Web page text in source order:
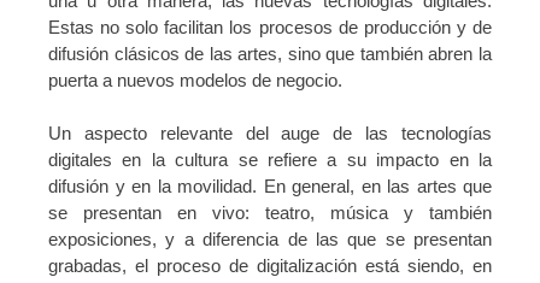
Estas no solo facilitan los procesos de producción y de
difusión clásicos de las artes, sino que también abren la
puerta a nuevos modelos de negocio.
Un aspecto relevante del auge de las tecnologías
digitales en la cultura se refiere a su impacto en la
difusión y en la movilidad. En general, en las artes que
se presentan en vivo: teatro, música y también
exposiciones, y a diferencia de las que se presentan
grabadas, el proceso de digitalización está siendo, en